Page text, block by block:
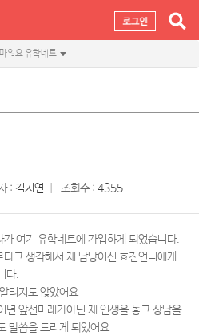
워요 유학네트
: 김지연 조회수 : 4355
여기 유학네트에 가입하게 되었습니다.
고 생각해서 제 담당이신 효진언니에게
다.
리지도 않았어요
년 앞선미래가아닌 제 인생을 놓고 상담을
말씀을 드리게 되었어요